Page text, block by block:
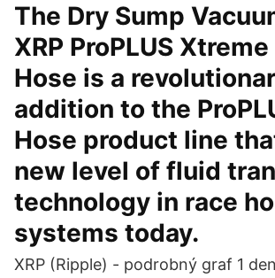
The Dry Sump
XRP ProPLUS Xtreme
Hose is a
addition to the
Hose product line
new level of fluid
technology in race
systems today.
XRP (Ripple) - podrobný graf 1